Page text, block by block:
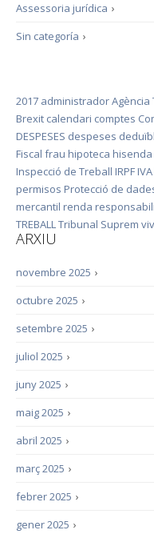
›
Assessoria jurídica
›
Sin categoría
2017 administradorAgència
Brexit calendari comptes
DESPESES despeses
Fiscal frau hipoteca hisenda
Inspecció de Treball IRPF IVA
permisos Protecció de
mercantil renda
TREBALLTribunal Suprem
ARXIU
›
novembre 2025
›
octubre 2025
›
setembre 2025
›
juliol 2025
›
juny 2025
›
maig 2025
›
abril 2025
›
març 2025
›
febrer 2025
›
gener 2025